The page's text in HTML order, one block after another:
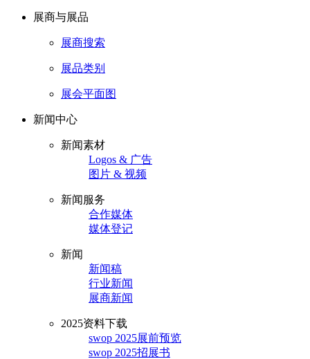
展商与展品
展商搜索
展品类别
展会平面图
新闻中心
新闻素材
Logos & 广告
图片 & 视频
新闻服务
合作媒体
媒体登记
新闻
新闻稿
行业新闻
展商新闻
2025资料下载
swop 2025展前预览
swop 2025招展书